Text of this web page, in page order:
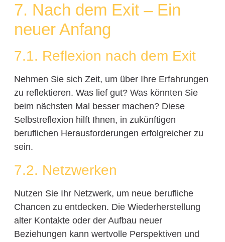
7. Nach dem Exit – Ein
neuer Anfang
7.1. Reflexion nach dem Exit
Nehmen Sie sich Zeit, um über Ihre Erfahrungen
zu reflektieren. Was lief gut? Was könnten Sie
beim nächsten Mal besser machen? Diese
Selbstreflexion hilft Ihnen, in zukünftigen
beruflichen Herausforderungen erfolgreicher zu
sein.
7.2. Netzwerken
Nutzen Sie Ihr Netzwerk, um neue berufliche
Chancen zu entdecken. Die Wiederherstellung
alter Kontakte oder der Aufbau neuer
Beziehungen kann wertvolle Perspektiven und